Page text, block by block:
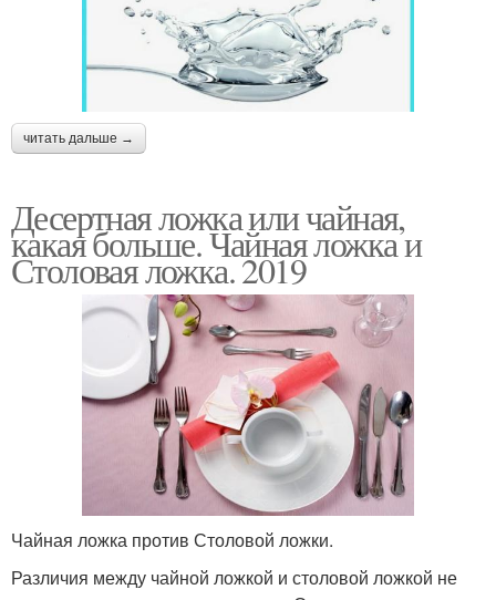
читать дальше →
Десертная ложка или чайная,
какая больше. Чайная ложка и
Столовая ложка. 2019
Чайная ложка против Столовой ложки.
Различия между чайной ложкой и столовой ложкой не